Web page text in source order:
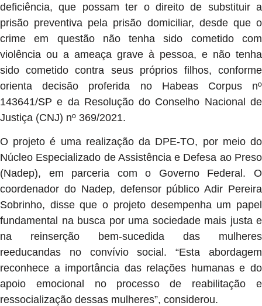
deficiência, que possam ter o direito de substituir a
prisão preventiva pela prisão domiciliar, desde que o
crime em questão não tenha sido cometido com
violência ou a ameaça grave à pessoa, e não tenha
sido cometido contra seus próprios filhos, conforme
orienta decisão proferida no Habeas Corpus nº
143641/SP e da Resolução do Conselho Nacional de
Justiça (CNJ) nº 369/2021.
O projeto é uma realização da DPE-TO, por meio do
Núcleo Especializado de Assistência e Defesa ao Preso
(Nadep), em parceria com o Governo Federal. O
coordenador do Nadep, defensor público Adir Pereira
Sobrinho, disse que o projeto desempenha um papel
fundamental na busca por uma sociedade mais justa e
na reinserção bem-sucedida das mulheres
reeducandas no convívio social. “Esta abordagem
reconhece a importância das relações humanas e do
apoio emocional no processo de reabilitação e
ressocialização dessas mulheres”, considerou.